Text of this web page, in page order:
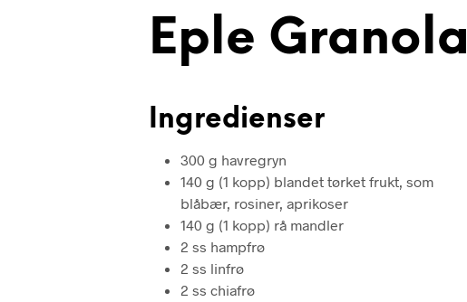
Eple Granola
Ingredienser
300 g havregryn
140 g (1 kopp) blandet tørket frukt, som
blåbær, rosiner, aprikoser
140 g (1 kopp) rå mandler
2 ss hampfrø
2 ss linfrø
2 ss chiafrø